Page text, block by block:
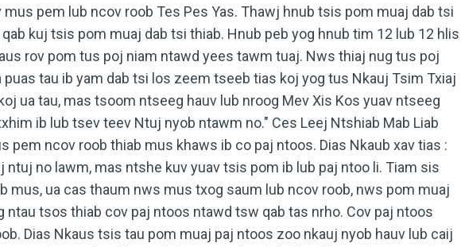
mus pem lub ncov roob Tes Pes Yas. Thawj hnub tsis pom muaj dab tsi
kuj tsis pom muaj dab tsi thiab. Hnub peb yog hnub tim 12 lub 12 hlis
rov pom tus poj niam ntawd yees tawm tuaj. Nws thiaj nug tus poj
puas tau ib yam dab tsi los zeem tseeb tias koj yog tus Nkauj Tsim Txiaj
ua tau, mas tsoom ntseeg hauv lub nroog Mev Xis Kos yuav ntseeg
ib lub tsev teev Ntuj nyob ntawm no." Ces Leej Ntshiab Mab Liab
pem ncov roob thiab mus khaws ib co paj ntoos. Dias Nkaub xav tias :
ntuj no lawm, mas ntshe kuv yuav tsis pom ib lub paj ntoo li. Tiam sis
mus, ua cas thaum nws mus txog saum lub ncov roob, nws pom muaj
ntau tsos thiab cov paj ntoos ntawd tsw qab tas nrho. Cov paj ntoos
Dias Nkaus tsis tau pom muaj paj ntoos zoo nkauj nyob hauv lub caij